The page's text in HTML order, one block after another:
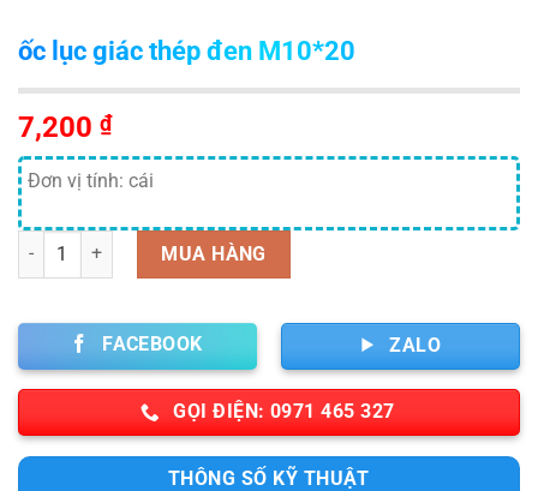
ốc lục giác thép đen M10*20
7,200 ₫
Đơn vị tính: cái
Số lượng MUA HÀNG
FACEBOOK ZALO
GỌI ĐIỆN: 0971 465 327
THÔNG SỐ KỸ THUẬT